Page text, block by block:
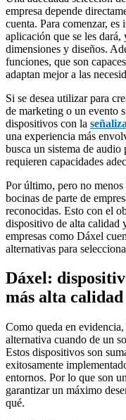
empresa depende
cuenta. Para comenzar,
aplicación que se les dará,
dimensiones y diseños.
funciones, que son
adaptan mejor a las
Si se desea utilizar para
de marketing o un evento
dispositivos con la
una experiencia más
busca un sistema de audio
requieren capacidades
Por último, pero no
bocinas de parte de
reconocidas. Esto con el
dispositivo de alta calidad
empresas como Dáxel
alternativas para
Dáxel:
más alta
Como queda en evidencia,
alternativa cuando de un
Estos dispositivos son
exitosamente
entornos. Por lo que son
garantizar un máximo
qué.